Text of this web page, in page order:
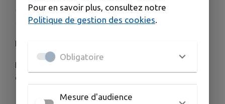
- Trouver des opportunités de formation et
d’emploi
Du 17 au 23 novembre 2025
Restez connectés pour connaître le programme
complet des événements près de chez vous !
Pour en savoir plus, consultez notre
Politique de gestion des cookies.
Obligatoire
Mesure d'audience